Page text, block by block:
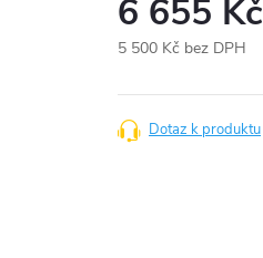
6 655 Kč
5 500 Kč bez DPH
cena:
Dotaz k produktu